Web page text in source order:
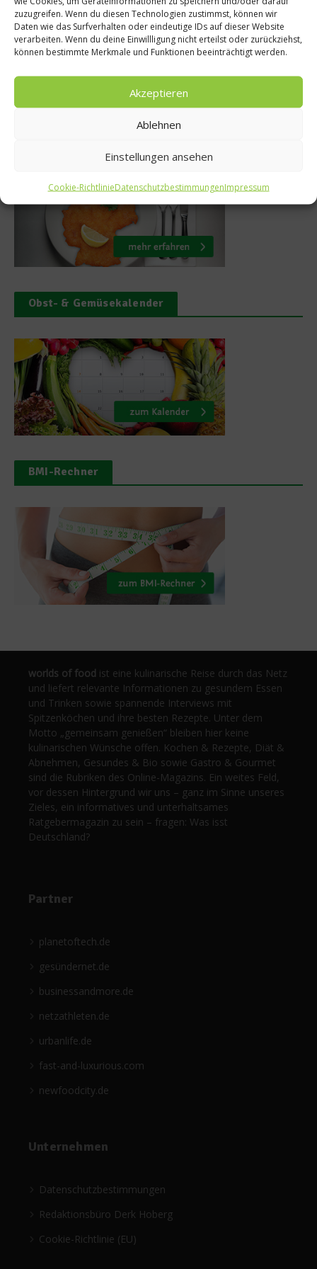
zuzugreifen. Wenn du diesen Technologien zustimmst, können wir
Daten wie das Surfverhalten oder eindeutige IDs auf dieser Website
verarbeiten. Wenn du deine Einwillligung nicht erteilst oder zurückziehst,
können bestimmte Merkmale und Funktionen beeinträchtigt werden.
Akzeptieren
Ablehnen
Einstellungen ansehen
Cookie-RichtlinieDatenschutzbestimmungenImpressum
zwischen
Artischocke
Was isst Deutschland
Obst- & Gemüsekalender
BMI-Rechner
worlds of food ist eine kulinarische Reise durch das Netz
und liefert relevante Informationen zu gesundem Essen
und Trinken sowie spannende Interviews mit
Spitzenköchen und ihre besten Rezepte. Unter dem
Motto „gemeinsam genießen“ bleiben hier keine
kulinarischen Wünsche offen. Kochen & Rezepte, Diät &
Abnehmen, Gesundes & Bio sowie Gastro & Gourmet
sind die Rubriken des Online-Magazins. Ein weites Feld,
vor dessen Hintergrund wir uns – ganz im Sinne unseres
Zieles, ein informatives und unterhaltsames
Ratgebermagazin zu sein – fragen: Was isst
Deutschland?
Partner
planetoftech.de
gesündernet.de
businessandmore.de
netzathleten.de
urbanlife.de
fast-and-luxurious.com
newfoodcity.de
Unternehmen
Datenschutzbestimmungen
Redaktionsbüro Derk Hoberg
Cookie-Richtlinie (EU)